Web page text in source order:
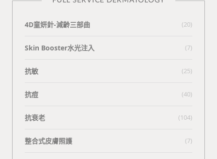
4D童妍針-減齡三部曲 (20)
Skin Booster水光注入 (7)
抗敏 (25)
抗痘 (40)
抗衰老 (104)
整合式皮膚照護 (7)